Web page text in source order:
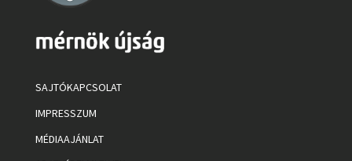
SAJTÓKAPCSOLAT
IMPRESSZUM
MÉDIAAJÁNLAT